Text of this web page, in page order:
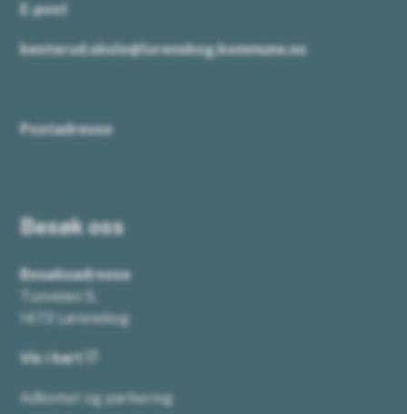
E-post
benterud.skole@lorenskog.kommune.no
Postadresse
Besøk oss
Besøksadresse
Tunveien 5,
1473 Lørenskog
Vis i kart
Adkomst og parkering